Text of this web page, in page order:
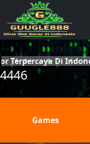
Di
4446
Games